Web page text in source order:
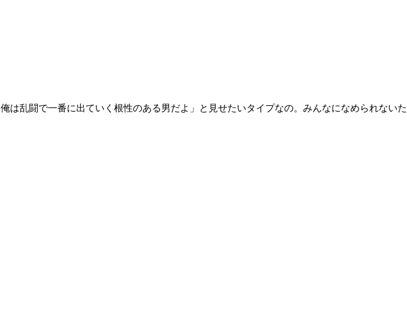
乱闘で一番に出ていく根性のある男だよ」と見せたいタイプなの。みんなになめられないた